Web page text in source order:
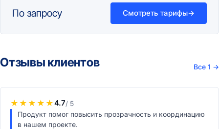
По запросу Смотреть тарифы→
Отзывы клиентов Все 1 →
★ ★ ★ ★ ★4.7/ 5
Продукт помог повысить прозрачность и координацию
в нашем проекте.